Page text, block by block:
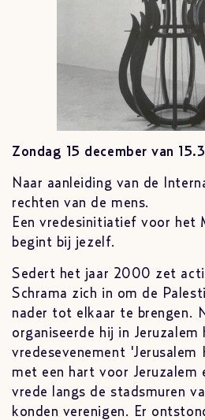
Zondag 15 december van
Naar aanleiding van de
rechten van de mens.
Een vredesinitiatief voor het
begint bij jezelf.
Sedert het jaar 2000 zet
Schrama zich in om de
nader tot elkaar te brengen.
organiseerde hij in Jeruzalem
vredesevenement 'Jerusalem
met een hart voor Jeruzalem
vrede langs de stadsmuren
konden verenigen. Er